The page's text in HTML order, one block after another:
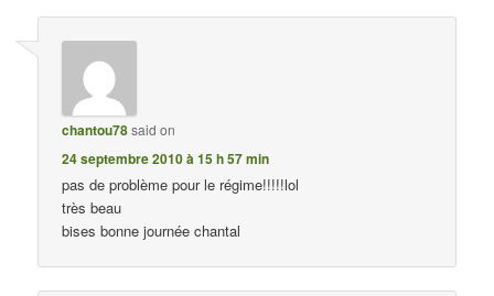
chantou78said on
24 septembre 2010 à 15 h 57 min
pas de problème pour le régime!!!!!lol
très beau
bises bonne journée chantal